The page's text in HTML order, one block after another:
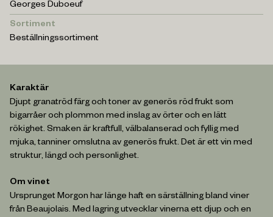
Georges Duboeuf
Sortiment
Beställningssortiment
Karaktär
Djupt granatröd färg och toner av generös röd frukt som
bigarråer och plommon med inslag av örter och en lätt
rökighet. Smaken är kraftfull, välbalanserad och fyllig med
mjuka, tanniner omslutna av generös frukt. Det är ett vin med
struktur, längd och personlighet.
Om vinet
Ursprunget Morgon har länge haft en särställning bland viner
från Beaujolais. Med lagring utvecklar vinerna ett djup och en